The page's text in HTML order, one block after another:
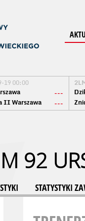
19 00:00
---
II Warszawa
---
92
STATYSTYKI